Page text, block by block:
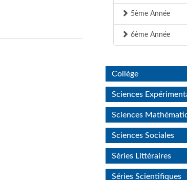
5ème Année
6ème Année
Collège
Sciences
Sciences
Sciences Sociales
Séries Littéraires
Séries Scientifiques